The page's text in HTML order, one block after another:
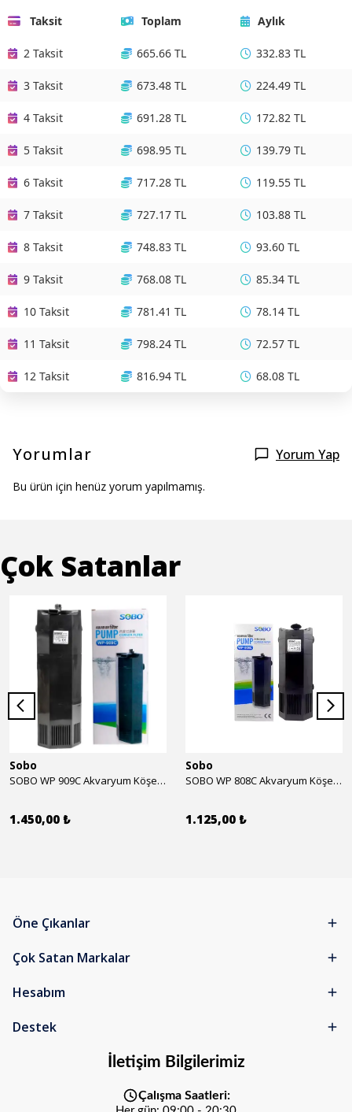
Taksit Toplam Aylık
2 Taksit 665.66 TL 332.83 TL
3 Taksit 673.48 TL 224.49 TL
4 Taksit 691.28 TL 172.82 TL
5 Taksit 698.95 TL 139.79 TL
6 Taksit 717.28 TL 119.55 TL
7 Taksit 727.17 TL 103.88 TL
8 Taksit 748.83 TL 93.60 TL
9 Taksit 768.08 TL 85.34 TL
10 Taksit 781.41 TL 78.14 TL
11 Taksit 798.24 TL 72.57 TL
12 Taksit 816.94 TL 68.08 TL
Yorumlar Yorum Yap
Bu ürün için henüz yorum yapılmamış.
Çok Satanlar
Sobo
SOBO WP 909C Akvaryum Köşe İç Filtre 1600 l/h 28w
1.450,00 ₺
Sobo
SOBO WP 808C Akvaryum Köşe İç Filtre 800 l/h 15w
1.125,00 ₺
Öne Çıkanlar
Çok Satan Markalar
Hesabım
Destek
İletişim Bilgilerimiz
Çalışma Saatleri: